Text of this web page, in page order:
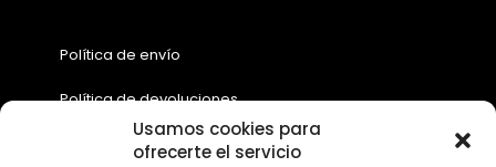
Usamos cookies para
ofrecerte el servicio
Política de envío
Política de devoluciones
Política de cookies (EU)